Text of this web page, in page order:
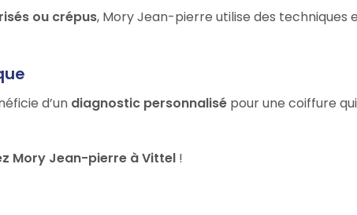
ou crépus, Mory Jean-pierre utilise des
d’un diagnostic personnalisé pour une coiffure
Mory Jean-pierre à Vittel !